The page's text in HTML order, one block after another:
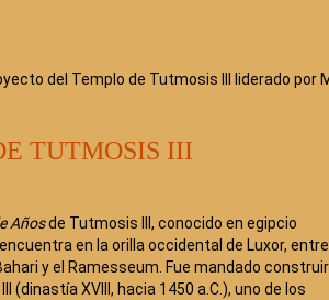
del Templo de Tutmosis III liderado
TUTMOSIS III
Añosde Tutmosis III, conocido en egipcio
en la orilla occidental de Luxor, entre
y el Ramesseum. Fue mandado construir
(dinastía XVIII, hacia 1450 a.C.), uno de los